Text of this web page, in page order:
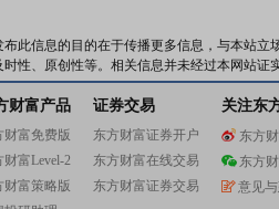
布此信息的目的在于传播更多信息，与本站
性、原创性等。相关信息并未经过本网站证
财富产品
财富免费版
财富Level-2
财富策略版
证券交易
东方财富证券开户
东方财富在线交易
东方财富证券交易
关注东
东方
东方
意见